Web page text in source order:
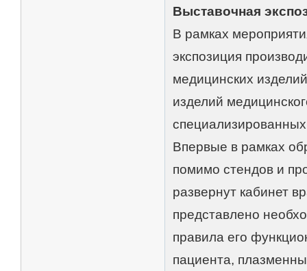
Выставочная
В рамках
экспозиция
медицинских
изделий
Впервые в рамках
помимо стендов и
развернут кабинет
представлено
правила его
пациента,